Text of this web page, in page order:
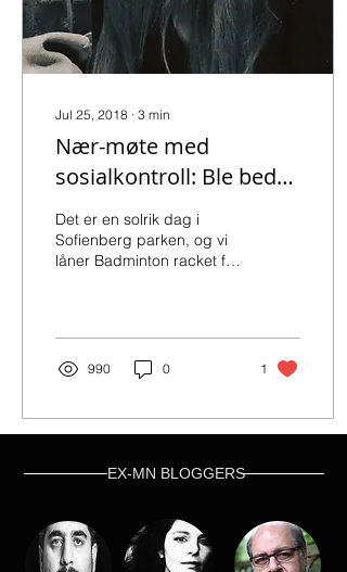
Jul 25, 2018 ∙ 3 min
Nær-møte med
sosialkontroll: Ble bedt
om å kle på meg i Oslo!
Det er en solrik dag i
Sofienberg parken, og vi
låner Badminton racket fra
990 0 1
EX-MN BLOGGERS